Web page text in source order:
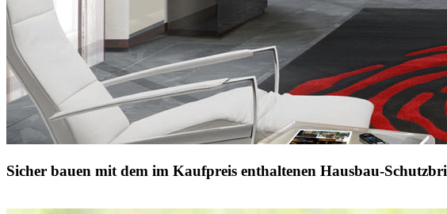
Sicher bauen mit dem im Kaufpreis enthaltenen Hausbau-